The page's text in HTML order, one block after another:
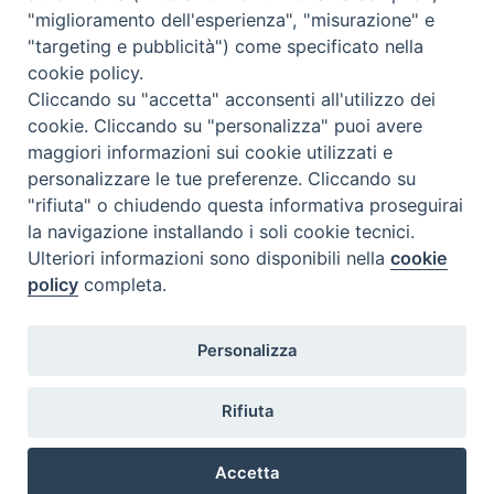
articoli
Piazza Mario Dottori, 14
02047 Poggio Mirteto (Rieti)
diocesi@diocesisabina.it
"miglioramento dell'esperienza", "misurazione" e
"targeting e pubblicità") come specificato nella
cookie policy.
Cliccando su "accetta" acconsenti all'utilizzo dei
cookie. Cliccando su "personalizza" puoi avere
maggiori informazioni sui cookie utilizzati e
personalizzare le tue preferenze. Cliccando su
"rifiuta" o chiudendo questa informativa proseguirai
la navigazione installando i soli cookie tecnici.
Ulteriori informazioni sono disponibili nellacookie
policy completa.
Personalizza
Rifiuta
Accetta